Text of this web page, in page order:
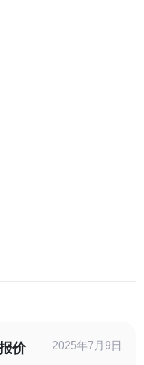
价 2025年7月9日